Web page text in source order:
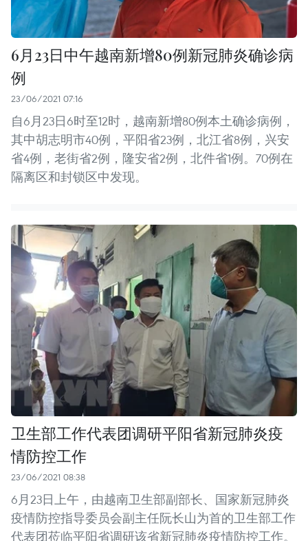
6月23日中午越南新增80例新冠肺炎确诊病
例
23/06/2021 07:16
自6月23日6时至12时，越南新增80例本土确诊病例，
其中胡志明市40例，平阳省23例，北江省8例，兴安
省4例，老街省2例，隆安省2例，北件省1例。70例在
隔离区和封锁区中发现。
卫生部工作代表团调研平阳省新冠肺炎疫
情防控工作
23/06/2021 08:38
6月23日上午，由越南卫生部副部长、国家新冠肺炎
疫情防控指导委员会副主任阮长山为首的卫生部工作
代表团莅临平阳省调研该省新冠肺炎疫情防控工作。